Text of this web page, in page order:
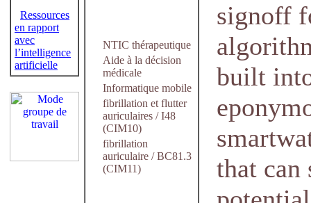
Ressources
en rapport
avec
l’intelligence
artificielle
NTIC thérapeutique
Aide à la décision
médicale
Informatique mobile
fibrillation et flutter
auriculaires / I48
(CIM10)
fibrillation
auriculaire / BC81.3
(CIM11)
signoff
built
that can